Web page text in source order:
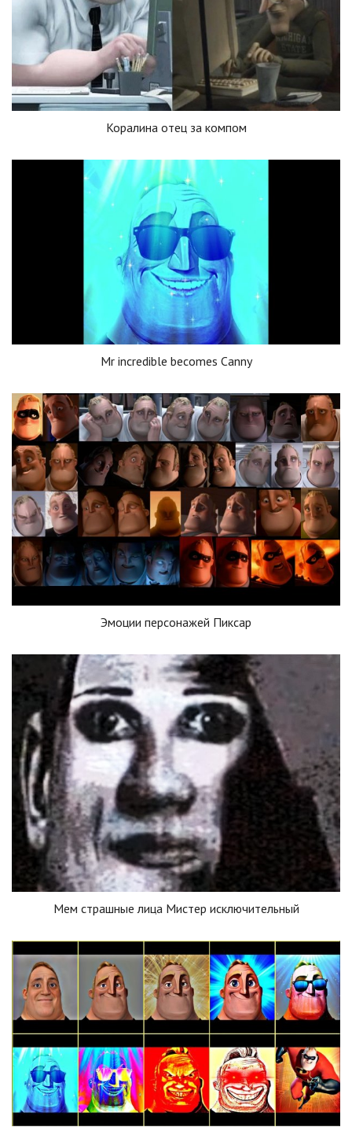
Коралина отец за компом
Mr incredible becomes Canny
Эмоции персонажей Пиксар
Мем страшные лица Мистер исключительный